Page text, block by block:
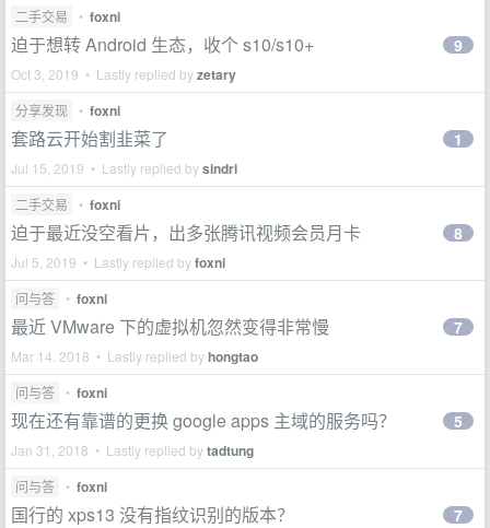
二手交易 • foxni
迫于想转 Android 生态，收个 s10/s10+
Oct 3, 2019 • Lastly replied byzetary
9
分享发现 • foxni
套路云开始割韭菜了
Jul 15, 2019 • Lastly replied bysindri
1
二手交易 • foxni
迫于最近没空看片，出多张腾讯视频会员月卡
Jul 5, 2019 • Lastly replied byfoxni
8
问与答 • foxni
最近 VMware 下的虚拟机忽然变得非常慢
Mar 14, 2018 • Lastly replied byhongtao
7
问与答 • foxni
现在还有靠谱的更换 google apps 主域的服务吗？
Jan 31, 2018 • Lastly replied bytadtung
5
问与答 • foxni
国行的 xps13 没有指纹识别的版本？ 7